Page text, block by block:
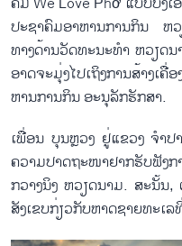
ປະ​ຊາ​ຄົມ​ອາ​ຫານ​ການ​ກິນ ຫ
ທາງ​ດ້ານ​ວັດ​ທະ​ນະ​ທຳ ຫວຽດ​
ອາດ​ຈະ​ມຸ່ງ​ໄປ​ເຖິງ​ການ​ສ້າງ​ເ
ຫານ​ການ​ກິນ​ ອະ​ນຸ​ລັກ​ຮັກ​ສາ.
ເພື່ອນ ບຸນຫຼວງ ຢູ່​ແຂວງ ຈຳ​
ຄວາມ​ປາດ​ຖະ​ໜາ​ຢາກ​ຮັບ​ຟ​ັງ​ກ
ກວາງ​ນິງ ຫວຽດ​ນາມ. ສະ​ນັ້ນ,
ສັງ​ເຂບ​ກ່ຽວ​ກັບ​ຫາດ​ຊາຍ​ທະ​ເ